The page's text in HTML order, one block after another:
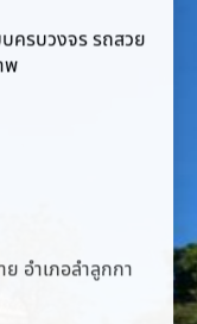
พ
อำเภอลำลูกกา